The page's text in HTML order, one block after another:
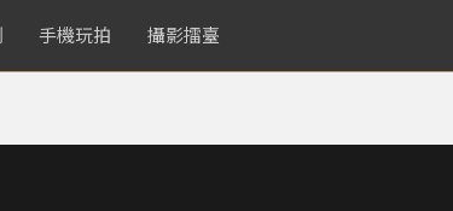
手機玩拍 攝影擂臺